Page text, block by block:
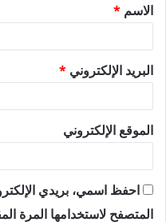
*
الاسم *
البريد الإلكتروني *
الموقع الإلكتروني
احفظ اسمي، بريدي
المتصفح لاستخدامها المرة